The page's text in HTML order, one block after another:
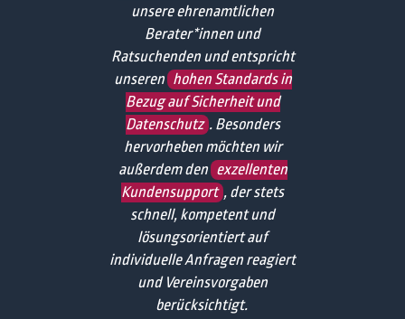
unsere ehrenamtlichen
Berater*innen und
Ratsuchenden und entspricht
unseren hohen Standards in
Bezug auf Sicherheit und
Datenschutz . Besonders
hervorheben möchten wir
außerdem den exzellenten
Kundensupport , der stets
schnell, kompetent und
lösungsorientiert auf
individuelle Anfragen reagiert
und Vereinsvorgaben
berücksichtigt.